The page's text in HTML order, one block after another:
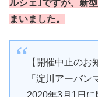
ルシェ｣ですが、新
まいました。
【開催中止のお
「淀川アーバン
2020年3月1日に